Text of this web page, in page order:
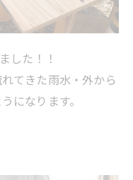
した！！
てきた雨水・外から
になります。